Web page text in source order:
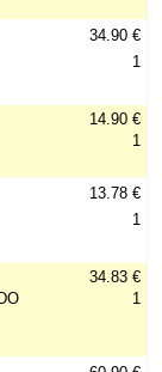
34.90 €
1
14.90 €
1
13.78 €
1
34.83 €
1